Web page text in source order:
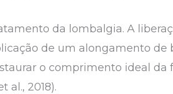
da lombalgia. A
de um alongamento de
o comprimento ideal da
al., 2018).